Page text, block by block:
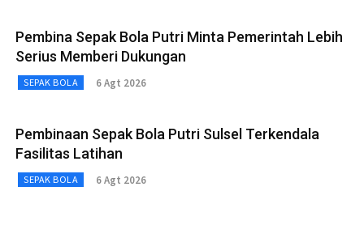
Pembina Sepak Bola Putri Minta Pemerintah Lebih
Serius Memberi Dukungan
SEPAK BOLA 6 Agt 2026
Pembinaan Sepak Bola Putri Sulsel Terkendala
Fasilitas Latihan
SEPAK BOLA 6 Agt 2026